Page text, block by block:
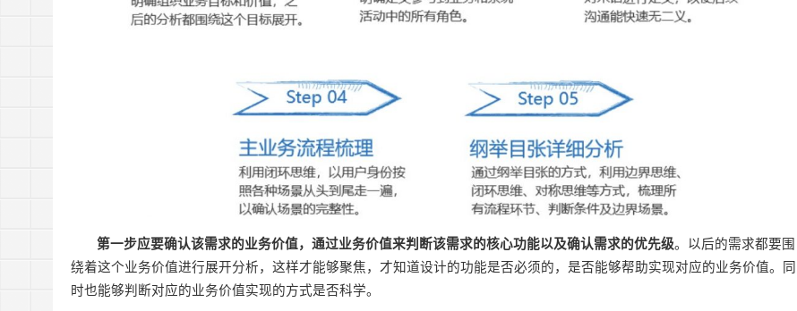
第一步应要确认该需求的业务价值，通过业务价值来判断该需求的核心功能以及确认需求的优先级。以后的需求都要围
绕着这个业务价值进行展开分析，这样才能够聚焦，才知道设计的功能是否必须的，是否能够帮助实现对应的业务价值。同
时也能够判断对应的业务价值实现的方式是否科学。